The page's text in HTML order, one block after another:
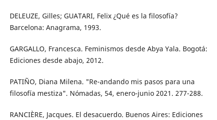
DELEUZE, Gilles; GUATARI, Felix ¿Qué es la filosofía?
Barcelona: Anagrama, 1993.
GARGALLO, Francesca. Feminismos desde Abya Yala. Bogotá:
Ediciones desde abajo, 2012.
PATIÑO, Diana Milena. "Re-andando mis pasos para una
filosofía mestiza". Nómadas, 54, enero-junio 2021. 277-288.
RANCIÈRE, Jacques. El desacuerdo. Buenos Aires: Ediciones